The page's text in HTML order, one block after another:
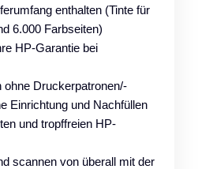
enthalten (Tinte für
6.000 Farbseiten)
HP-Garantie bei
Druckerpatronen/-
Einrichtung und Nachfüllen
und tropffreien HP-
scannen von überall mit der